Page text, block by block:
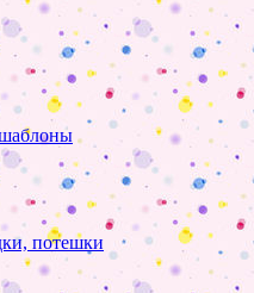
потешки